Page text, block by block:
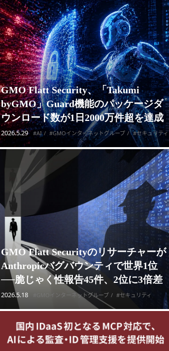
GMO Flatt Security、「Takumi
byGMO」Guard機能のパッケージダ
ウンロード数が1日2000万件超を達成
2026.5.29 #AI #GMOインターネットグループ #セキュリティ
GMO Flatt Securityのリサーチャーが
Anthropicバグバウンティで世界1位
──脆じゃく性報告45件、2位に3倍差
2026.5.18 #GMOインターネットグループ #セキュリティ